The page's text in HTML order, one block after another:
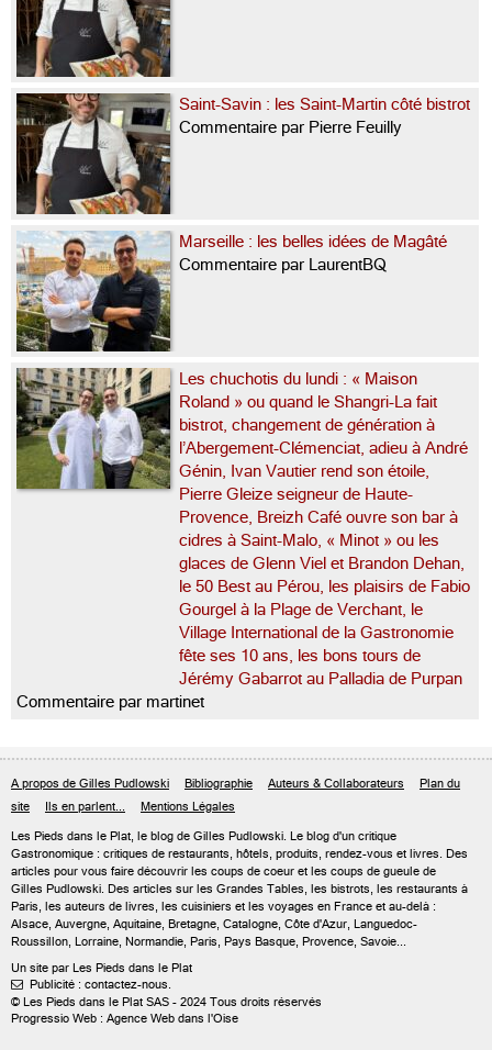
Saint-Savin : les Saint-Martin côté bistrot
Commentaire par Pierre Feuilly
Marseille : les belles idées de Magâté
Commentaire par LaurentBQ
Les chuchotis du lundi : « Maison
Roland » ou quand le Shangri-La fait
bistrot, changement de génération à
l’Abergement-Clémenciat, adieu à André
Génin, Ivan Vautier rend son étoile,
Pierre Gleize seigneur de Haute-
Provence, Breizh Café ouvre son bar à
cidres à Saint-Malo, « Minot » ou les
glaces de Glenn Viel et Brandon Dehan,
le 50 Best au Pérou, les plaisirs de Fabio
Gourgel à la Plage de Verchant, le
Village International de la Gastronomie
fête ses 10 ans, les bons tours de
Jérémy Gabarrot au Palladia de Purpan
Commentaire par martinet
A propos de Gilles Pudlowski Bibliographie Auteurs & Collaborateurs
Plan du
site
Ils en parlent... Mentions Légales
Les Pieds dans le Plat, le blog de Gilles Pudlowski. Le blog d'un critique
Gastronomique : critiques de restaurants, hôtels, produits, rendez-vous et livres. Des
articles pour vous faire découvrir les coups de coeur et les coups de gueule de
Gilles Pudlowski. Des articles sur les Grandes Tables, les bistrots, les restaurants à
Paris, les auteurs de livres, les cuisiniers et les voyages en France et au-delà :
Alsace, Auvergne, Aquitaine, Bretagne, Catalogne, Côte d'Azur, Languedoc-
Roussillon, Lorraine, Normandie, Paris, Pays Basque, Provence, Savoie...
Un site par Les Pieds dans le Plat
 Publicité : contactez-nous.
© Les Pieds dans le Plat SAS - 2024 Tous droits réservés
Progressio Web : Agence Web dans l'Oise